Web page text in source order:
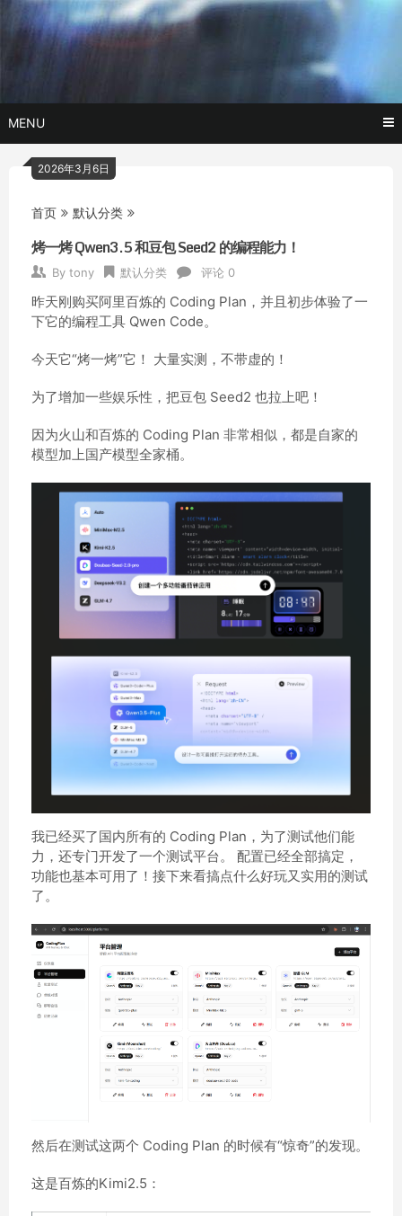
托尼不是
塔克
玩转AI黑科技,AI换脸，AI绘画，AI聊天….
MENU
2026年3月6日
首页 默认分类
烤一烤 Qwen3.5 和豆包 Seed2 的编程能力！
By tony 默认分类 评论 0
昨天刚购买阿里百炼的 Coding Plan，并且初步体验了一
下它的编程工具 Qwen Code。
今天它“烤一烤”它！ 大量实测，不带虚的！
为了增加一些娱乐性，把豆包 Seed2 也拉上吧！
因为火山和百炼的 Coding Plan 非常相似，都是自家的
模型加上国产模型全家桶。
我已经买了国内所有的 Coding Plan，为了测试他们能
力，还专门开发了一个测试平台。 配置已经全部搞定，
功能也基本可用了！接下来看搞点什么好玩又实用的测试
了。
然后在测试这两个 Coding Plan 的时候有“惊奇”的发现。
这是百炼的Kimi2.5：